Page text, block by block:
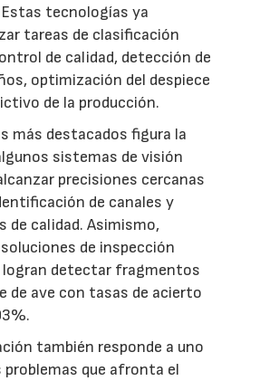
tecnologías ya
tareas de clasificación
de calidad, detección de
optimización del despiece
de la producción.
más destacados figura la
sistemas de visión
precisiones cercanas
de canales y
de calidad. Asimismo,
de inspección
detectar fragmentos
de ave con tasas de acierto
también responde a uno
problemas que afronta el